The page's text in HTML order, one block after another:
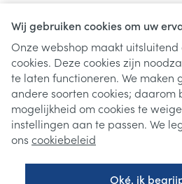
Wij gebruiken cookies om uw
Onze webshop maakt
cookies. Deze cookies zijn
te laten functioneren. We maken
andere soorten cookies; daarom
mogelijkheid om cookies te
instellingen aan te passen. We
ons cookiebeleid
Oké, ik
Juridische links